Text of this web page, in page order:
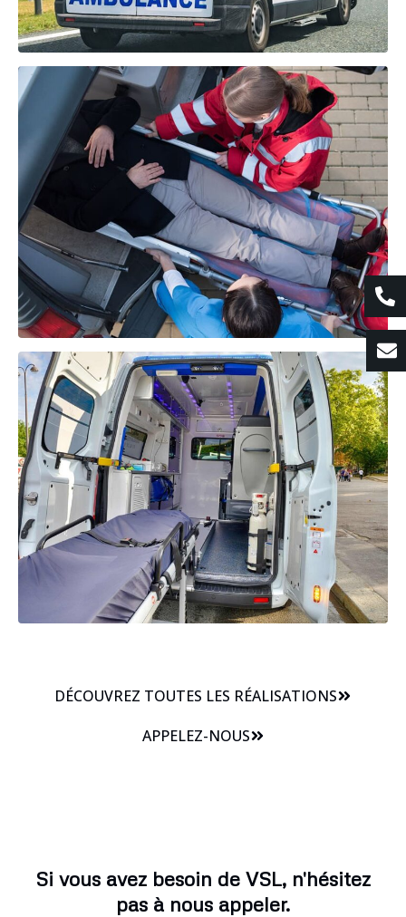
DÉCOUVREZ TOUTES LES RÉALISATIONS
APPELEZ-NOUS
Si vous avez besoin de VSL, n'hésitez
pas à nous appeler.